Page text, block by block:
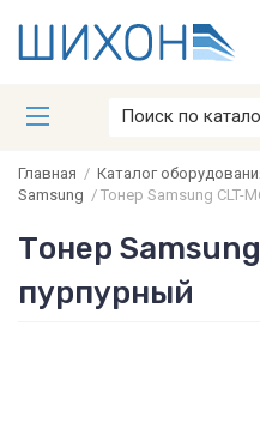
Главная / Каталог
Samsung / Тонер Samsung CLT-
Тонер
пурпурный